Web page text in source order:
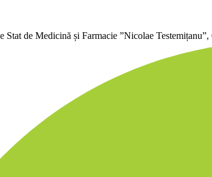
Stat de Medicină și Farmacie ”Nicolae